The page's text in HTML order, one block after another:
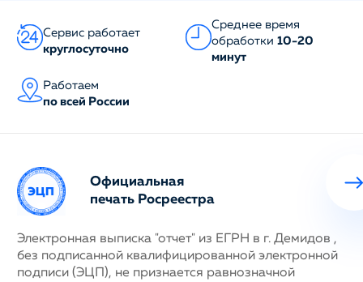
Сервис работает
круглосуточно
Среднее время
обработки 10-20
минут
Работаем
по всей России
Официальная
печать Росреестра
Электронная выписка "отчет" из ЕГРН в г. Демидов ,
без подписанной квалифицированной электронной
подписи (ЭЦП), не признается равнозначной